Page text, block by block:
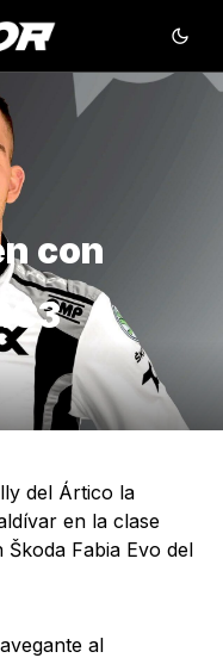
con
del Ártico la
en la clase
Fabia Evo del
al